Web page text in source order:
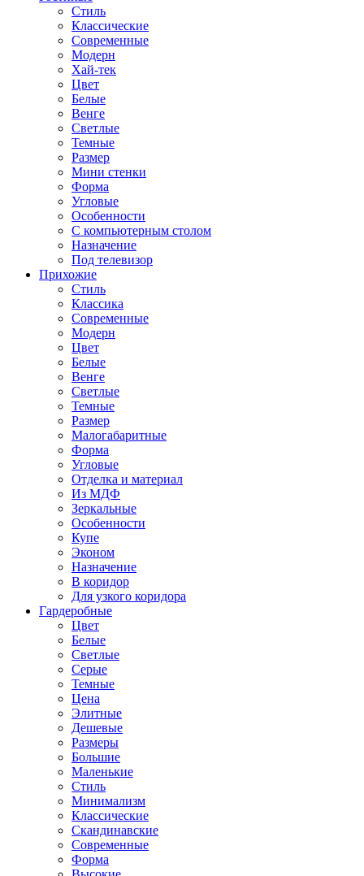
Стиль
Классические
Современные
Модерн
Хай-тек
Цвет
Белые
Венге
Светлые
Темные
Размер
Мини стенки
Форма
Угловые
Особенности
С компьютерным столом
Назначение
Под телевизор
Прихожие
Стиль
Классика
Современные
Модерн
Цвет
Белые
Венге
Светлые
Темные
Размер
Малогабаритные
Форма
Угловые
Отделка и материал
Из МДФ
Зеркальные
Особенности
Купе
Эконом
Назначение
В коридор
Для узкого коридора
Гардеробные
Цвет
Белые
Светлые
Серые
Темные
Цена
Элитные
Дешевые
Размеры
Большие
Маленькие
Стиль
Минимализм
Классические
Скандинавские
Современные
Форма